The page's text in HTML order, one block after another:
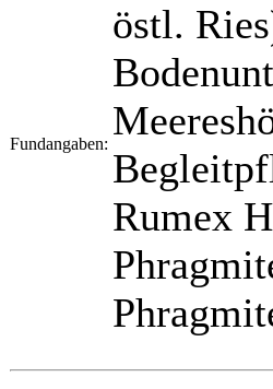
Fundangaben:
östl.
Rumex